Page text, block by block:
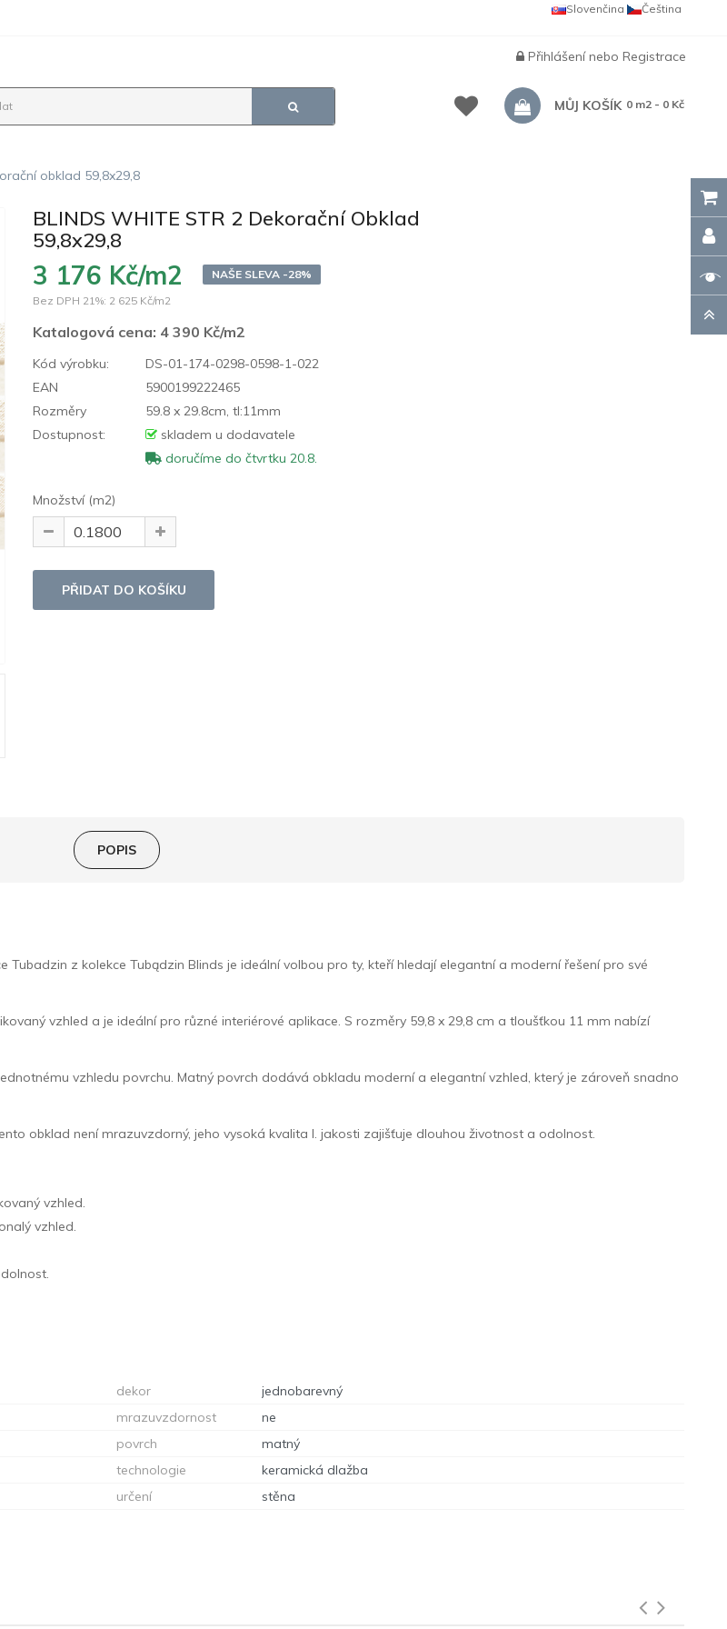
Čeština
Slovenčina
Přihlášenínebo Registrace
MŮJ KOŠÍK 0 m2 - 0 Kč
obklad 59,8x29,8
BLINDS WHITE STR 2 Dekorační Obklad
59,8x29,8
3 176 Kč/m2
NAŠE SLEVA -28%
Bez DPH 21%: 2 625 Kč/m2
Katalogová cena: 4 390 Kč/m2
Kód výrobku:
DS-01-174-0298-0598-1-022
EAN
5900199222465
Rozměry
59.8 x 29.8cm, tl:11mm
Dostupnost:
skladem u dodavatele
doručíme do čtvrtku 20.8.
Množství (m2)
POPIS
Tubadzin z kolekce Tubądzin Blinds je ideální volbou pro ty, kteří hledají elegantní a moderní řešení pro své
vzhled a je ideální pro různé interiérové aplikace. S rozměry 59,8 x 29,8 cm a tloušťkou 11 mm nabízí
vzhledu povrchu. Matný povrch dodává obkladu moderní a elegantní vzhled, který je zároveň snadno
obklad není mrazuvzdorný, jeho vysoká kvalita I. jakosti zajišťuje dlouhou životnost a odolnost.
vzhled.
vzhled.
dekor
jednobarevný
mrazuvzdornost
ne
povrch
matný
technologie
keramická dlažba
určení stěna